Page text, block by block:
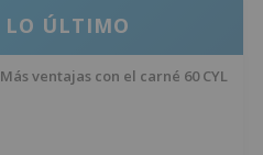
LO ÚLTIMO
Más ventajas con el carné 60 CYL